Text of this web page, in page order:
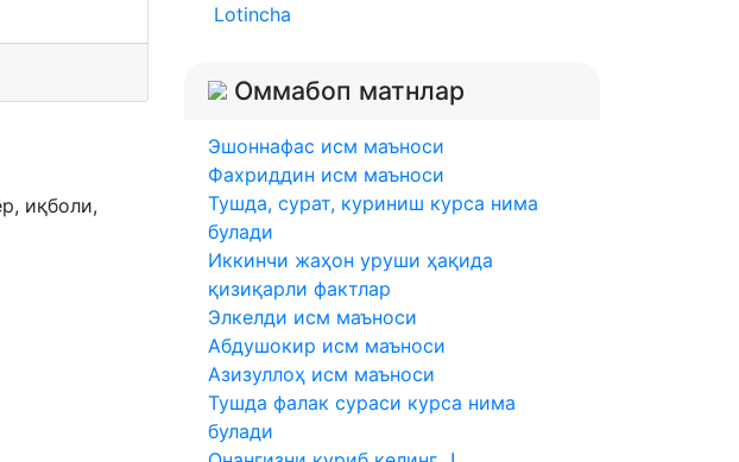
иқболи,
Lotincha
Оммабоп матнлар
Эшоннафас исм маъноси
Фахриддин исм маъноси
Тушда, сурат, куриниш курса нима
булади
Иккинчи жаҳон уруши ҳақида
қизиқарли фактлар
Элкелди исм маъноси
Абдушокир исм маъноси
Азизуллоҳ исм маъноси
Тушда фалак сураси курса нима
булади